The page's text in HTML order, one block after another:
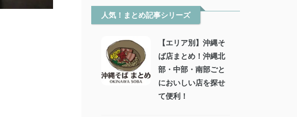
人気！まとめ記事シリーズ
【エリア別】沖縄そ
ば店まとめ！沖縄北
部・中部・南部ごと
においしい店を探せ
て便利！